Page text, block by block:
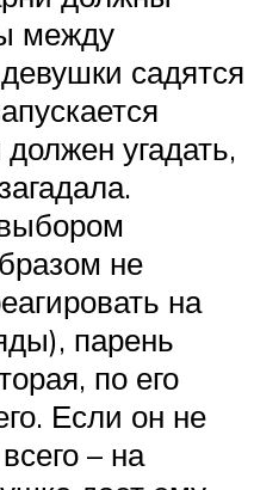
между
садятся
угадать,
не
на
парень
по его
Если он не
– на